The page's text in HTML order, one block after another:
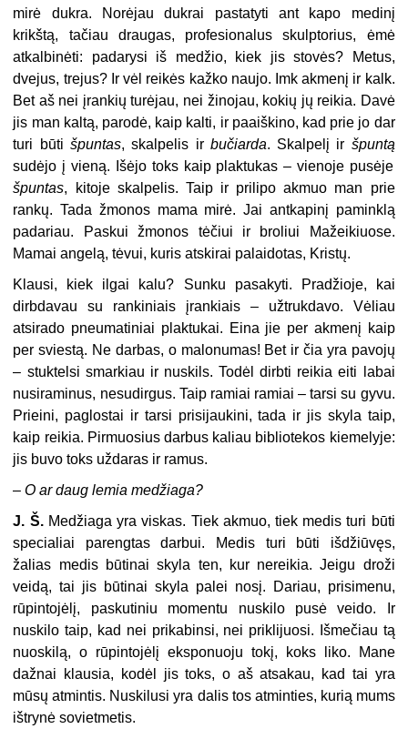
mirė dukra. Norėjau dukrai pastatyti ant kapo medinį
krikštą, tačiau draugas, profesionalus skulptorius, ėmė
atkalbinėti: padarysi iš medžio, kiek jis stovės? Metus,
dvejus, trejus? Ir vėl reikės kažko naujo. Imk akmenį ir kalk.
Bet aš nei įrankių turėjau, nei žinojau, kokių jų reikia. Davė
jis man kaltą, parodė, kaip kalti, ir paaiškino, kad prie jo dar
turi būti špuntas, skalpelis ir bučiarda. Skalpelį ir špuntą
sudėjo į vieną. Išėjo toks kaip plaktukas – vienoje pusėje
špuntas, kitoje skalpelis. Taip ir prilipo akmuo man prie
rankų. Tada žmonos mama mirė. Jai antkapinį paminklą
padariau. Paskui žmonos tėčiui ir broliui Mažeikiuose.
Mamai angelą, tėvui, kuris atskirai palaidotas, Kristų.
Klausi, kiek ilgai kalu? Sunku pasakyti. Pradžioje, kai
dirbdavau su rankiniais įrankiais – užtrukdavo. Vėliau
atsirado pneumatiniai plaktukai. Eina jie per akmenį kaip
per sviestą. Ne darbas, o malonumas! Bet ir čia yra pavojų
– stuktelsi smarkiau ir nuskils. Todėl dirbti reikia eiti labai
nusiraminus, nesudirgus. Taip ramiai ramiai – tarsi su gyvu.
Prieini, paglostai ir tarsi prisijaukini, tada ir jis skyla taip,
kaip reikia. Pirmuosius darbus kaliau bibliotekos kiemelyje:
jis buvo toks uždaras ir ramus.
–O ar daug lemia medžiaga?
J. Š.Medžiaga yra viskas. Tiek akmuo, tiek medis turi būti
specialiai parengtas darbui. Medis turi būti išdžiūvęs,
žalias medis būtinai skyla ten, kur nereikia. Jeigu droži
veidą, tai jis būtinai skyla palei nosį. Dariau, prisimenu,
rūpintojėlį, paskutiniu momentu nuskilo pusė veido. Ir
nuskilo taip, kad nei prikabinsi, nei priklijuosi. Išmečiau tą
nuoskilą, o rūpintojėlį eksponuoju tokį, koks liko. Mane
dažnai klausia, kodėl jis toks, o aš atsakau, kad tai yra
mūsų atmintis. Nuskilusi yra dalis tos atminties, kurią mums
ištrynė sovietmetis.